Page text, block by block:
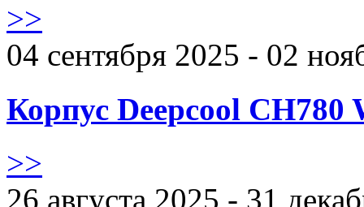
>>
04 сентября 2025 - 02
Корпус Deepcool CH780
>>
26 августа 2025 - 31